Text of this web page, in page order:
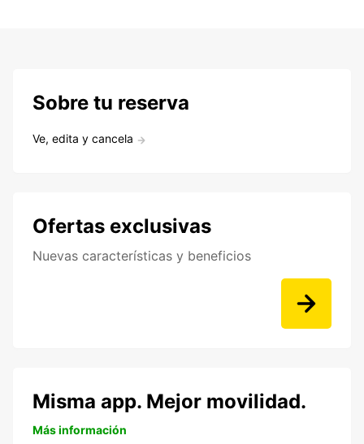
Sobre tu reserva
Ve, edita y cancela
Ofertas exclusivas
Nuevas características y beneficios
Misma app. Mejor movilidad.
Más información